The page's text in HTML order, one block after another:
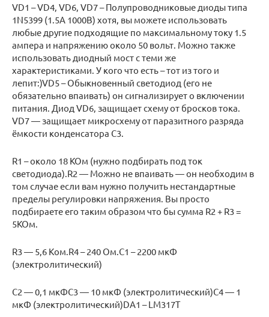
VD1 – VD4, VD6, VD7 – Полупроводниковые диоды типа
1N5399 (1.5А 1000В) хотя, вы можете использовать
любые другие подходящие по максимальному току 1.5
ампера и напряжению около 50 вольт. Можно также
использовать диодный мост с теми же
характеристиками. У кого что есть – тот из того и
лепит:)VD5 – Обыкновенный светодиод (его не
обязательно впаивать) он сигнализирует о включении
питания. Диод VD6, защищает схему от бросков тока.
VD7 — защищает микросхему от паразитного разряда
ёмкости конденсатора С3.
R1 – около 18 КОм (нужно подбирать под ток
светодиода).R2 — Можно не впаивать — он необходим в
том случае если вам нужно получить нестандартные
пределы регулировки напряжения. Вы просто
подбираете его таким образом что бы сумма R2 + R3 =
5КОм.
R3 — 5,6 Ком.R4 – 240 Ом.C1 – 2200 мкФ
(электролитический)
C2 — 0,1 мкФC3 — 10 мкФ (электролитический)C4 — 1
мкФ (электролитический)DA1 – LM317T